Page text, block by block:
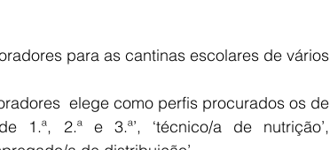
para as cantinas escolares de vários
elege como perfis procurados os de
1.ª, 2.ª e 3.ª’, ‘técnico/a de nutrição’,